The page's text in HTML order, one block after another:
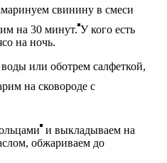
свинину в смеси
на 30 минут. У кого есть
на ночь.
или оботрем салфеткой,
на сковороде с
и выкладываем на
обжариваем до